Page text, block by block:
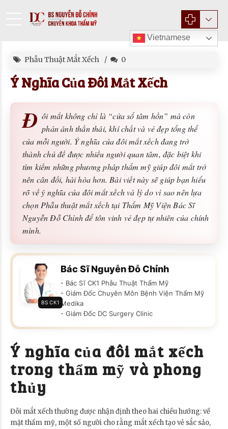
Vietnamese
Phẫu Thuật Mắt Xếch 0
Ý Nghĩa Của Đôi Mắt Xếch
Đ ôi mắt không chỉ là “cửa sổ tâm hồn” mà còn
phản ánh thần thái, khí chất và vẻ đẹp tổng thể
của mỗi người. Ý nghĩa của đôi mắt xếch đang trở
thành chủ đề được nhiều người quan tâm, đặc biệt khi
tìm kiếm những phương pháp thẩm mỹ giúp đôi mắt trở
nên cân đối, hài hòa hơn. Bài viết này sẽ giúp bạn hiểu
rõ về ý nghĩa của đôi mắt xếch và lý do vì sao nên lựa
chọn Phẫu thuật mắt xếch tại Thẩm Mỹ Viện Bác Sĩ
Nguyễn Đỗ Chỉnh để tôn vinh vẻ đẹp tự nhiên của chính
mình.
BS CK1
Bác Sĩ Nguyễn Đỗ Chỉnh
- Bác Sĩ CK1 Phẫu Thuật Thẩm Mỹ
- Giám Đốc Chuyên Môn Bệnh Viện Thẩm Mỹ
Medika
- Giám Đốc DC Surgery Clinic
Ý nghĩa của đôi mắt xếch
trong thẩm mỹ và phong
thủy
Đôi mắt xếch thường được nhận định theo hai chiều hướng: về
mặt thẩm mỹ, một số người cho rằng mắt xếch tạo vẻ sắc sảo,